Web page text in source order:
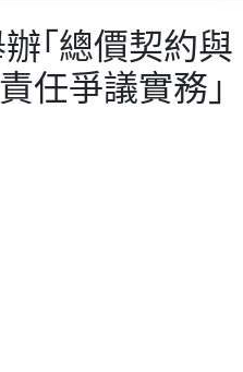
｢總價契約與
任爭議實務｣